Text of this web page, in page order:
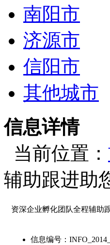
南阳市
济源市
信阳市
其他城市
信息详情
当前位置：
辅助跟进助
资深企业孵化团队全程辅助
信息编号：